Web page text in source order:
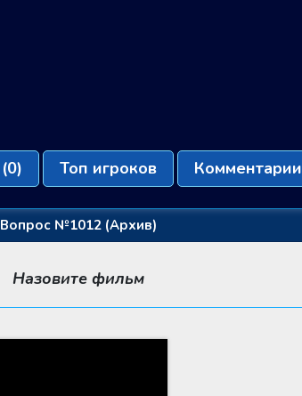
(0) Топ игроков Комментарии
Вопрос №1012 (Архив)
Назовите фильм